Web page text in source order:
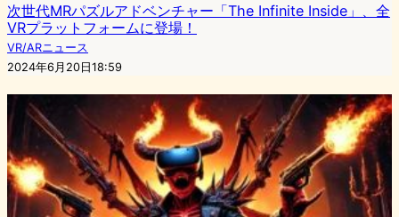
次世代MRパズルアドベンチャー「The Infinite Inside」、全
VRプラットフォームに登場！
VR/ARニュース
2024年6月20日18:59